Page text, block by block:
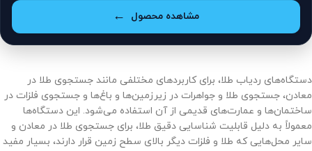
مشاهده محصول
دستگاه‌های ردیاب طلا، برای کاربردهای مختلفی مانند جستجوی طلا در
معادن، جستجوی طلا و جواهرات در زیرزمین‌ها و باغ‌ها و جستجوی فلزات در
ساختمان‌ها و عمارت‌های قدیمی از آن استفاده می‌شود. این دستگاه‌ها
معمولاً به دلیل قابلیت شناسایی دقیق طلا، برای جستجوی طلا در معادن و
سایر محل‌هایی که طلا و فلزات دیگر بالای سطح زمین قرار دارند، بسیار مفید